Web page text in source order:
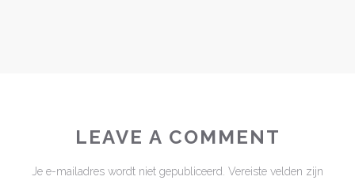
LEAVE A COMMENT
Je e-mailadres wordt niet gepubliceerd. Vereiste velden zijn